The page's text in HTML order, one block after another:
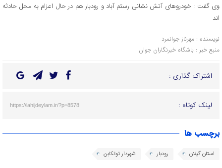
وی گفت : خودروهای آتش نشانی رستم آباد و رودبار هم در حال اعزام به محل حادثه
اند
نویسنده : مهرناز جوانمرد
منبع خبر : باشگاه خبرنگاران جوان
اشتراک گذاری :
لینک کوتاه : https://lahijdeylam.ir/?p=8578
برچسب ها
استان گیلان رودبار شهردار توتکابن